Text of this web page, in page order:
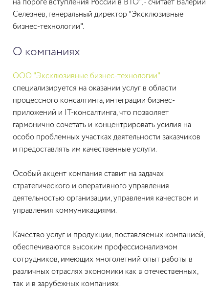
на пороге вступления России в ВТО", - считает Валерий
Селезнев, генеральный директор "Эксклюзивные
бизнес-технологии".
О компаниях
ООО "Эксклюзивные бизнес-технологии"
специализируется на оказании услуг в области
процессного консалтинга, интеграции бизнес-
приложений и IT-консалтинга, что позволяет
гармонично сочетать и концентрировать усилия на
особо проблемных участках деятельности заказчиков
и предоставлять им качественные услуги.
Особый акцент компания ставит на задачах
стратегического и оперативного управления
деятельностью организации, управления качеством и
управления коммуникациями.
Качество услуг и продукции, поставляемых компанией,
обеспечиваются высоким профессионализмом
сотрудников, имеющих многолетний опыт работы в
различных отраслях экономики как в отечественных,
так и в зарубежных компаниях.